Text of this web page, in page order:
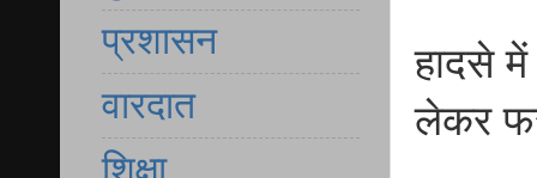
हादसे
लेकर
प्रशासन
वारदात